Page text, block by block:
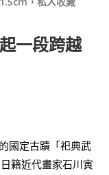
一段跨越
國定古蹟「祀典武
籍近代畫家石川寅